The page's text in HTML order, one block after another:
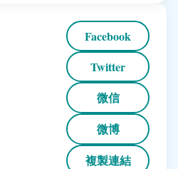
Facebook
Twitter
微信
微博
複製連結